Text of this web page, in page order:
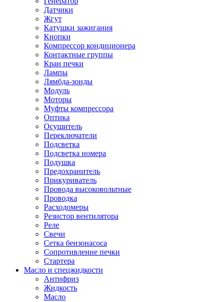
Датчики
Жгут
Катушки зажигания
Кнопки
Компрессор кондиционера
Контактные группы
Кран печки
Лампы
Лямбда-зонды
Модуль
Моторы
Муфты компрессора
Оптика
Осушитель
Переключатели
Подсветка
Подсветка номера
Подушка
Предохранитель
Прикуриватель
Провода высоковольтные
Проводка
Расходомеры
Резистор вентилятора
Реле
Свечи
Сетка бензонасоса
Сопротивление печки
Стартера
Масло и спецжидкости
Антифриз
Жидкость
Масло